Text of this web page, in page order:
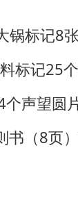
锅标记8
标记25
个声望圆
书（8页）